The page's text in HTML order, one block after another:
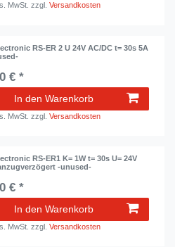
MwSt. zzgl.Versandkosten
RS-ER 2 U 24V AC/DC t= 30s 5A
€ *
In den Warenkorb
MwSt. zzgl.Versandkosten
RS-ER1 K= 1W t= 30s U= 24V
-unused-
€ *
In den Warenkorb
MwSt. zzgl.Versandkosten